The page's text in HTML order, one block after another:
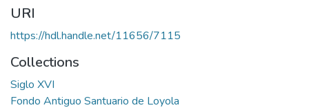
URI
https://hdl.handle.net/11656/7115
Collections
Siglo XVI
Fondo Antiguo Santuario de Loyola